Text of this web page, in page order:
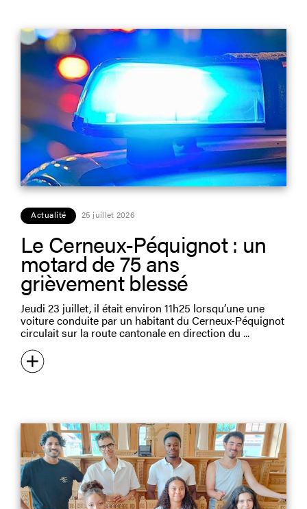
Actualité 25 juillet 2026
Le Cerneux-Péquignot : un
motard de 75 ans
grièvement blessé
Jeudi 23 juillet, il était environ 11h25 lorsqu’une une
voiture conduite par un habitant du Cerneux-Péquignot
circulait sur la route cantonale en direction du